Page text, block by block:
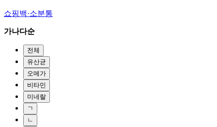
쇼핑백·소분통
가나다순
전체
유산균
오메가
비타민
미네랄
ㄱ
ㄴ